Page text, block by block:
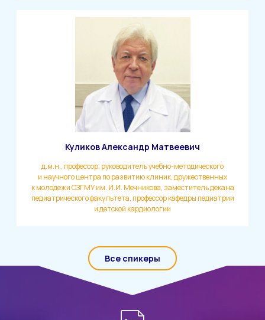
Куликов Александр Матвеевич
д.м.н., профессор, руководитель учебно-методического
и научного центра по развитию клиник, дружественных
к молодежи СЗГМУ им. И.И. Мечникова, заместитель декана
педиатрического факультета, профессор кафедры педиатрии
и детской кардиологии
Все спикеры